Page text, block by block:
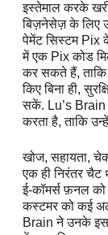
इस्तेमाल करके
बिज़नेसेज़ के लिए
पेमेंट सिस्टम Pix
में एक Pix कोड
कर सकते हैं, ताकि
किए बिना ही,
सकें. Lu’s Brain
करता है, ताकि
खोज, सहायता,
एक ही निरंतर
ई-कॉमर्स फ़नल को
कस्टमर को कई
Brain ने उनके इस